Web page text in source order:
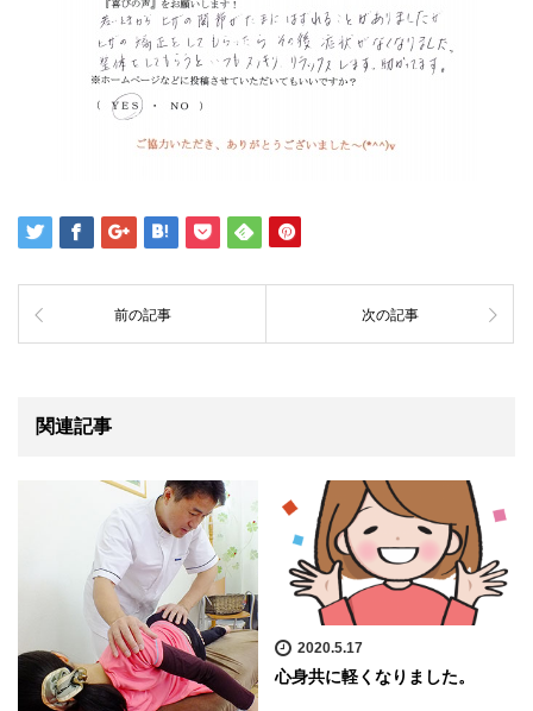
前の記事 次の記事
関連記事
2020.5.17
心身共に軽くなりました。